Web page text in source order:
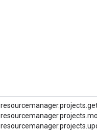
resourcemanager.projects.